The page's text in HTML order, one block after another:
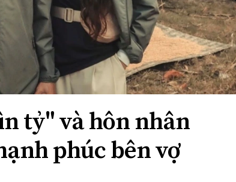
tỷ" và hôn nhân
phúc bên vợ